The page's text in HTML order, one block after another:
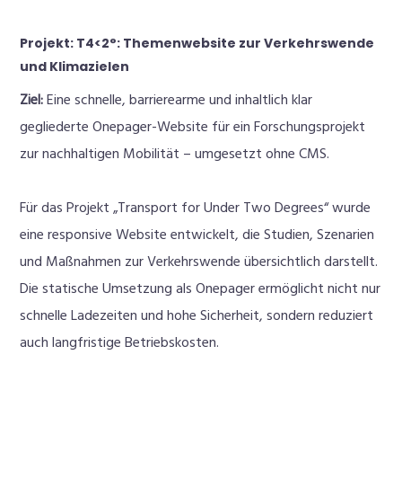
Projekt: T4<2°: Themenwebsite zur Verkehrswende
und Klimazielen
Ziel:Eine schnelle, barrierearme und inhaltlich klar
gegliederte Onepager-Website für ein Forschungsprojekt
zur nachhaltigen Mobilität – umgesetzt ohne CMS.
Für das Projekt „Transport for Under Two Degrees“ wurde
eine responsive Website entwickelt, die Studien, Szenarien
und Maßnahmen zur Verkehrswende übersichtlich darstellt.
Die statische Umsetzung als Onepager ermöglicht nicht nur
schnelle Ladezeiten und hohe Sicherheit, sondern reduziert
auch langfristige Betriebskosten.